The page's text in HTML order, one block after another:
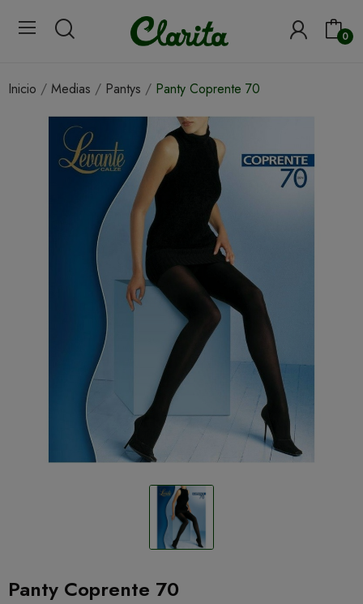
0
Inicio Medias Pantys Panty Coprente 70
Panty Coprente 70